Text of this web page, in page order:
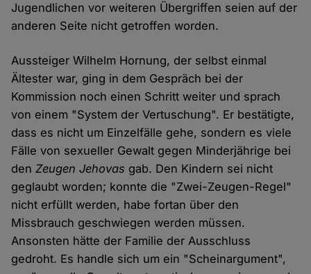
Jugendlichen vor weiteren Übergriffen seien auf der
anderen Seite nicht getroffen worden.
Aussteiger Wilhelm Hornung, der selbst einmal
Ältester war, ging in dem Gespräch bei der
Kommission noch einen Schritt weiter und sprach
von einem "System der Vertuschung". Er bestätigte,
dass es nicht um Einzelfälle gehe, sondern es viele
Fälle von sexueller Gewalt gegen Minderjährige bei
denZeugen Jehovas gab. Den Kindern sei nicht
geglaubt worden; konnte die "Zwei-Zeugen-Regel"
nicht erfüllt werden, habe fortan über den
Missbrauch geschwiegen werden müssen.
Ansonsten hätte der Familie der Ausschluss
gedroht. Es handle sich um ein "Scheinargument",